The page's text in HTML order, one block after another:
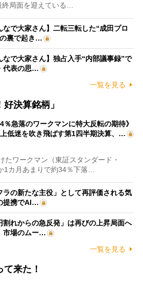
局面を迎えている…
なで大家さん】二転三転した“成田プロ
裏で起き…
なで大家さん】独占入手“内部議事録”で
代表の思…
一覧を見る
決算銘柄」
％急落のワークマンに特大反転の期待》
低迷を吹き飛ばす第1四半期決算、…
ワークマン（東証スタンダード・
1カ月あまりで約34％下落…
ラの新たな主役」として再評価される気
提携でAI…
割れからの急反発」は再びの上昇局面へ
市場のムー…
一覧を見る
来た！